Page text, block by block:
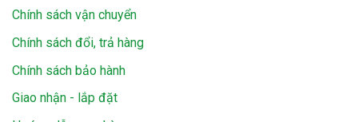
Chính sách vận chuyển
Chính sách đổi, trả hàng
Chính sách bảo hành
Giao nhận - lắp đặt